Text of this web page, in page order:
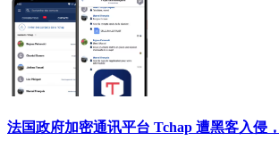
法国政府加密通讯平台 Tchap 遭黑客入侵